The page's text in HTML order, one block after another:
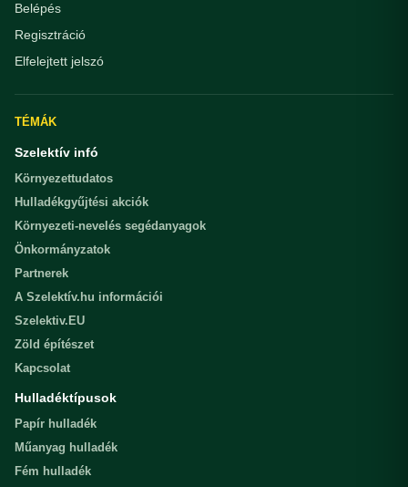
Belépés
Regisztráció
Elfelejtett jelszó
TÉMÁK
Szelektív infó
Környezettudatos
Hulladékgyűjtési akciók
Környezeti-nevelés segédanyagok
Önkormányzatok
Partnerek
A Szelektív.hu információi
Szelektiv.EU
Zöld építészet
Kapcsolat
Hulladéktípusok
Papír hulladék
Műanyag hulladék
Fém hulladék